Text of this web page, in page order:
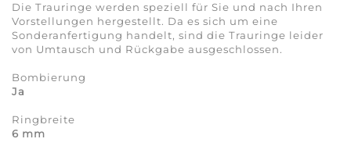
Die Trauringe werden speziell für Sie und nach Ihren
Vorstellungen hergestellt. Da es sich um eine
Sonderanfertigung handelt, sind die Trauringe leider
von Umtausch und Rückgabe ausgeschlossen.
Bombierung
Ja
Ringbreite
6 mm